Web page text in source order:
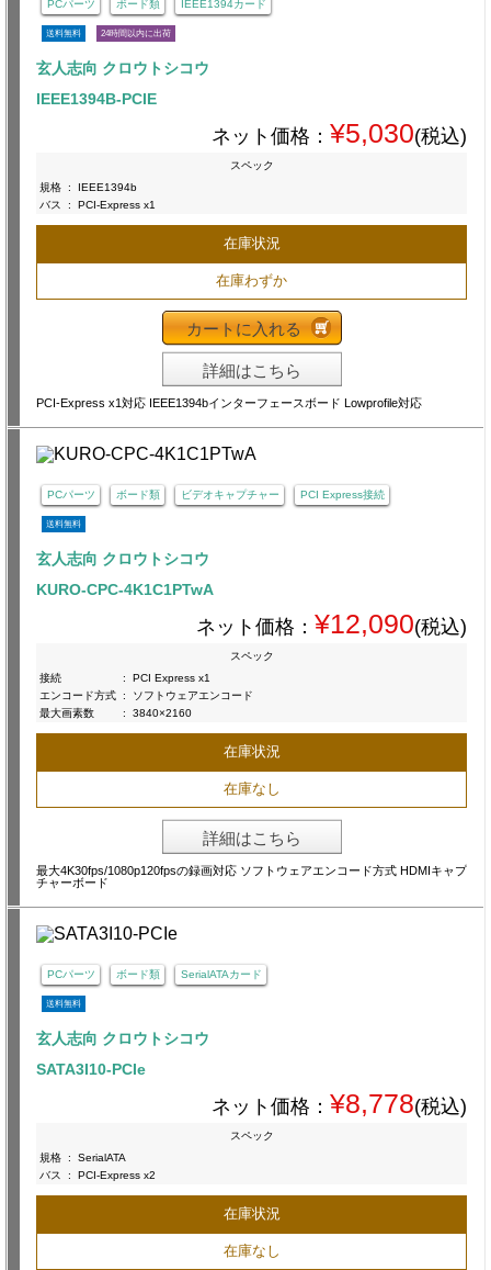
PCパーツ ボード類 IEEE1394カード
送料無料 24時間以内に出荷
玄人志向 クロウトシコウ
IEEE1394B-PCIE
ネット価格： ¥5,030(税込)
スペック
規格 :
IEEE1394b
バス
: PCI-Express x1
在庫状況
在庫わずか
カートに入れる
詳細はこちら
PCI-Express x1対応 IEEE1394bインターフェースボード Lowprofile対応
PCパーツ ボード類 ビデオキャプチャー PCI Express接続
送料無料
玄人志向 クロウトシコウ
KURO-CPC-4K1C1PTwA
ネット価格： ¥12,090(税込)
スペック
接続
:
PCI Express x1
エンコード方式 :
ソフトウェアエンコード
最大画素数
: 3840×2160
在庫状況
在庫なし
詳細はこちら
最大4K30fps/1080p120fpsの録画対応 ソフトウェアエンコード方式 HDMIキャプ
チャーボード
PCパーツ ボード類 SerialATAカード
送料無料
玄人志向 クロウトシコウ
SATA3I10-PCIe
ネット価格： ¥8,778(税込)
スペック
規格 :
SerialATA
バス
: PCI-Express x2
在庫状況
在庫なし